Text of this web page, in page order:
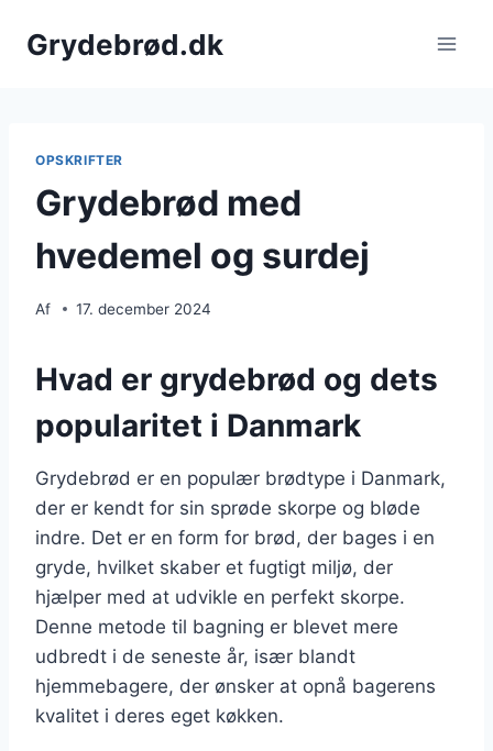
Grydebrød.dk
OPSKRIFTER
Grydebrød med
hvedemel og surdej
Af 17. december 2024
Hvad er grydebrød og dets
popularitet i Danmark
Grydebrød er en populær brødtype i Danmark,
der er kendt for sin sprøde skorpe og bløde
indre. Det er en form for brød, der bages i en
gryde, hvilket skaber et fugtigt miljø, der
hjælper med at udvikle en perfekt skorpe.
Denne metode til bagning er blevet mere
udbredt i de seneste år, især blandt
hjemmebagere, der ønsker at opnå bagerens
kvalitet i deres eget køkken.